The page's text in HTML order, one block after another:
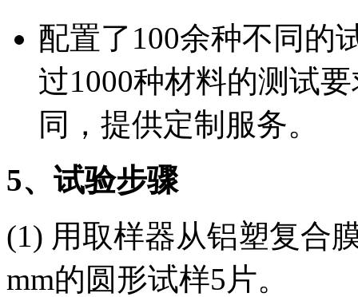
配置了100余种不同的
过1000种材料的测试
同，提供定制服务。
5、试验步骤
(1) 用取样器从铝塑复合
mm的圆形试样5片。